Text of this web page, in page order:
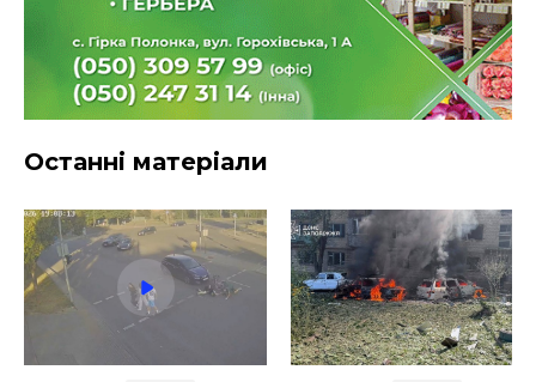
Останні матеріали